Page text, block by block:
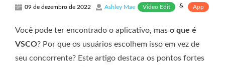
09 de dezembro de 2022 Ashley Mae Video Edit & App
Você pode ter encontrado o aplicativo, mas o que é
VSCO? Por que os usuários escolhem isso em vez de
seu concorrente? Este artigo destaca os pontos fortes